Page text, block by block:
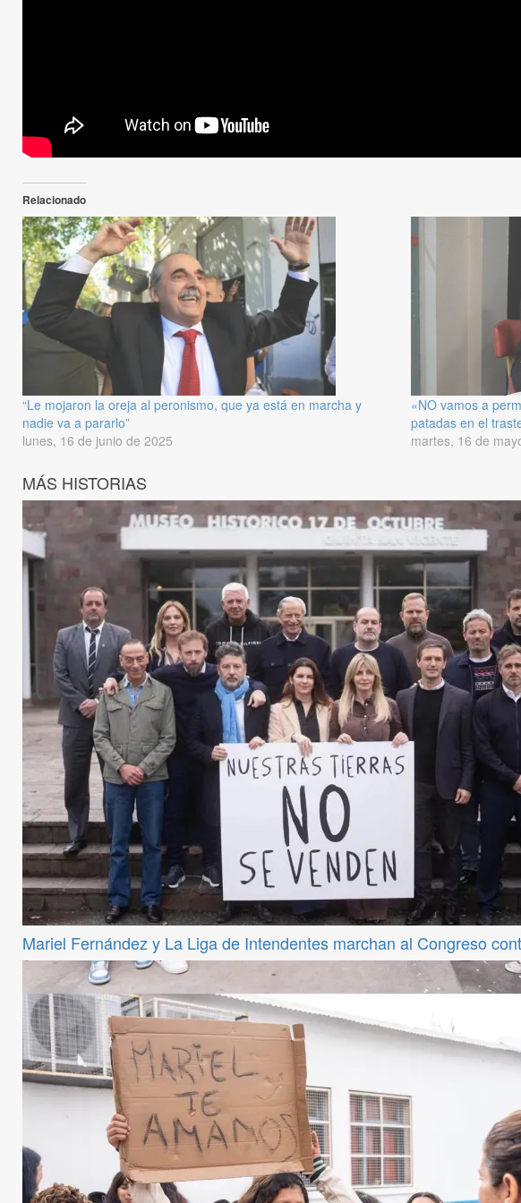
Relacionado
“Le mojaron la oreja al peronismo, que ya está en marcha y
nadie va a pararlo”
lunes, 16 de junio de 2025
«NO vamos a
patadas en el
martes, 16 de
MÁS HISTORIAS
Mariel Fernández y La Liga de Intendentes marchan al Congreso